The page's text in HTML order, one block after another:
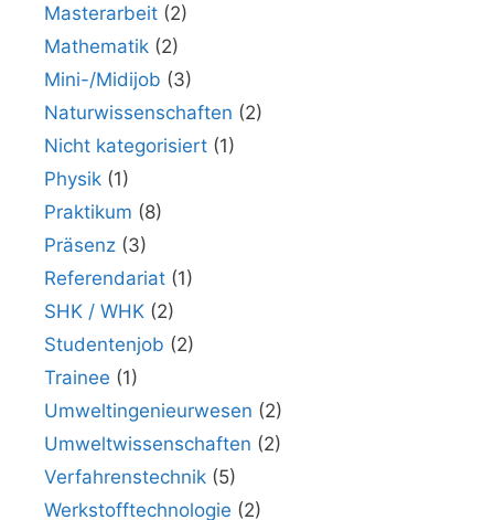
Masterarbeit (2)
Mathematik (2)
Mini-/Midijob (3)
Naturwissenschaften (2)
Nicht kategorisiert (1)
Physik (1)
Praktikum (8)
Präsenz (3)
Referendariat (1)
SHK / WHK (2)
Studentenjob (2)
Trainee (1)
Umweltingenieurwesen (2)
Umweltwissenschaften (2)
Verfahrenstechnik (5)
Werkstofftechnologie (2)